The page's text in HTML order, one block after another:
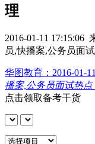
理
2016-01-11 17:15:06
员,快播案,公务员面
华图教育： 2016-01-
播案,公务员面试热点
点击领取备考干货